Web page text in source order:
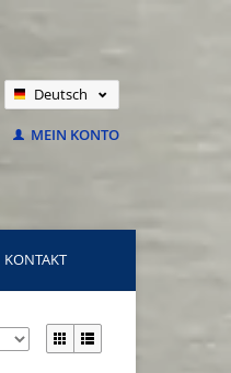
Deutsch
Français
MEIN KONTO
KONTAKT